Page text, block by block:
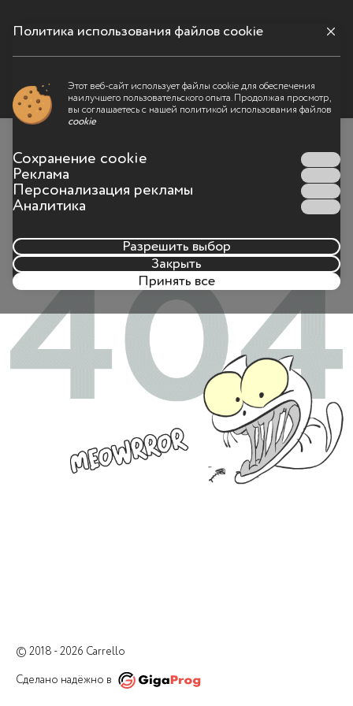
Меню
Что-то пошло не так
адрес страницы был набран неправильно
© 2018 - 2026 Carrello
Сделано надёжно в
Политика использования файлов cookie
Этот веб-сайт использует файлы cookie для обеспечения
наилучшего пользовательского опыта. Продолжая просмотр,
вы соглашаетесь с нашей политикой использования файлов
cookie
Сохранение cookie
Реклама
Персонализация рекламы
Аналитика
Разрешить выбор
Закрыть
Принять все